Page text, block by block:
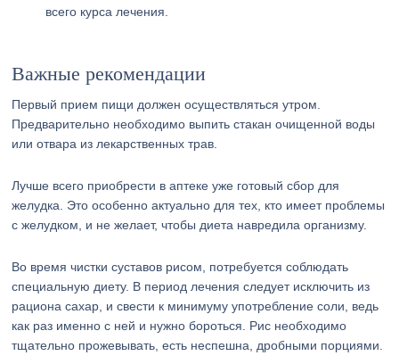
всего курса лечения.
Важные рекомендации
Первый прием пищи должен осуществляться утром.
Предварительно необходимо выпить стакан очищенной воды
или отвара из лекарственных трав.
Лучше всего приобрести в аптеке уже готовый сбор для
желудка. Это особенно актуально для тех, кто имеет проблемы
с желудком, и не желает, чтобы диета навредила организму.
Во время чистки суставов рисом, потребуется соблюдать
специальную диету. В период лечения следует исключить из
рациона сахар, и свести к минимуму употребление соли, ведь
как раз именно с ней и нужно бороться. Рис необходимо
тщательно прожевывать, есть неспешна, дробными порциями.